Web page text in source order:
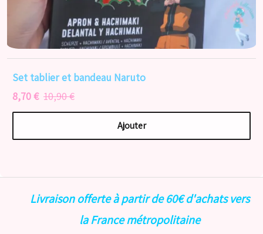
Set tablier et bandeau Naruto
8,70 € 10,90 €
Ajouter
Livraison offerte à partir de 60€ d'achats vers
la France métropolitaine